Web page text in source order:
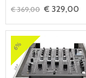
€ 369,00 € 329,00
6%